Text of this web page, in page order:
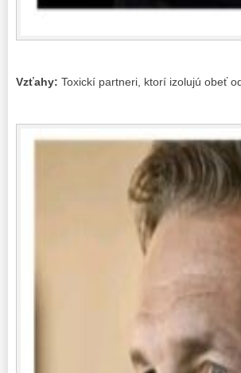
Vzťahy: Toxickí partneri, ktorí izolujú obeť